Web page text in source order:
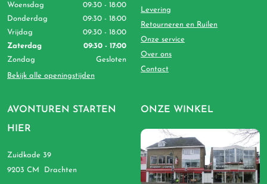
AVONTUREN STARTEN
HIER
Zuidkade 39
9203 CM Drachten
Woensdag
09:30 - 18:00
Donderdag
09:30 - 18:00
Vrijdag
09:30 - 18:00
Zaterdag
09:30 - 17:00
Zondag
Gesloten
Bekijk alle openingstijden
Levering
Retourneren en Ruilen
Onze service
Over ons
Contact
ONZE WINKEL